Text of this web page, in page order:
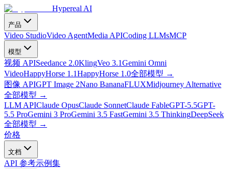
Hypereal AI
产品
Video StudioVideo AgentMedia APICoding LLMsMCP
模型
视频 APISeedance 2.0KlingVeo 3.1Gemini Omni
VideoHappyHorse 1.1HappyHorse 1.0全部模型 →
图像 APIGPT Image 2Nano BananaFLUXMidjourney Alternative
全部模型 →
LLM APIClaude OpusClaude SonnetClaude FableGPT-5.5GPT-
5.5 ProGemini 3 ProGemini 3.5 FastGemini 3.5 ThinkingDeepSeek
全部模型 →
价格
文档
API 参考示例集